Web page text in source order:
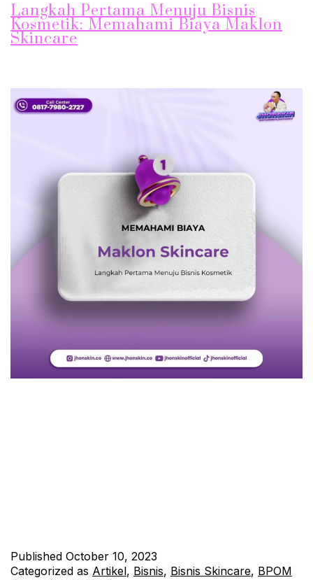
Langkah Pertama Menuju Bisnis
Kosmetik: Memahami Biaya Maklon
Skincare
Published October 10, 2023
Categorized as Artikel, Bisnis, Bisnis Skincare, BPOM